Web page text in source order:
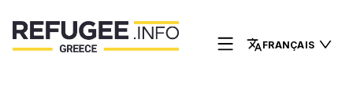
FRANÇAIS